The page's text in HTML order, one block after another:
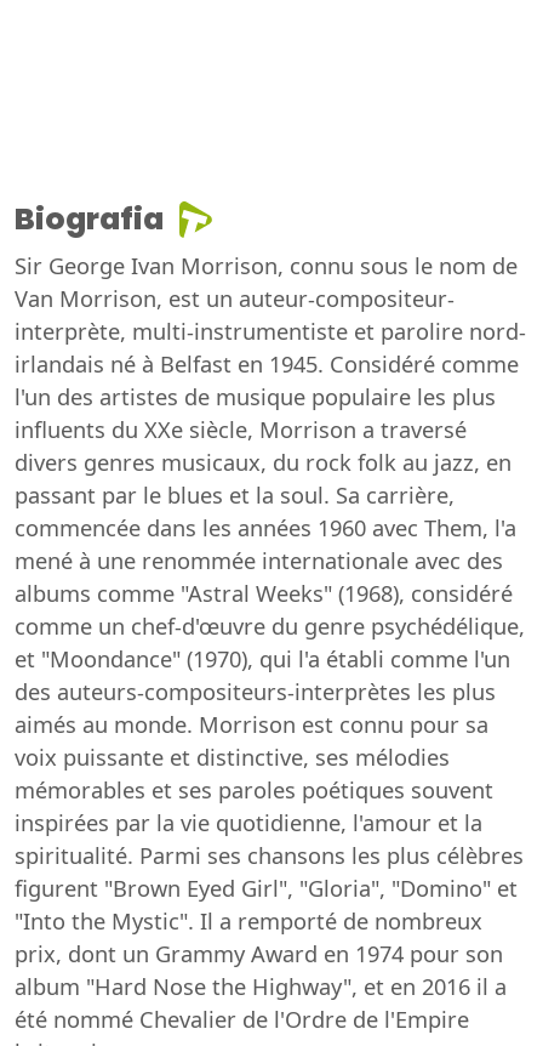
Biografia
Sir George Ivan Morrison, connu sous le nom de
Van Morrison, est un auteur-compositeur-
interprète, multi-instrumentiste et parolire nord-
irlandais né à Belfast en 1945. Considéré comme
l'un des artistes de musique populaire les plus
influents du XXe siècle, Morrison a traversé
divers genres musicaux, du rock folk au jazz, en
passant par le blues et la soul. Sa carrière,
commencée dans les années 1960 avec Them, l'a
mené à une renommée internationale avec des
albums comme "Astral Weeks" (1968), considéré
comme un chef-d'œuvre du genre psychédélique,
et "Moondance" (1970), qui l'a établi comme l'un
des auteurs-compositeurs-interprètes les plus
aimés au monde. Morrison est connu pour sa
voix puissante et distinctive, ses mélodies
mémorables et ses paroles poétiques souvent
inspirées par la vie quotidienne, l'amour et la
spiritualité. Parmi ses chansons les plus célèbres
figurent "Brown Eyed Girl", "Gloria", "Domino" et
"Into the Mystic". Il a remporté de nombreux
prix, dont un Grammy Award en 1974 pour son
album "Hard Nose the Highway", et en 2016 il a
été nommé Chevalier de l'Ordre de l'Empire